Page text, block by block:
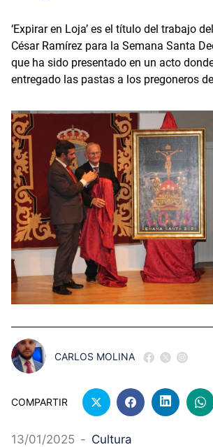
‘Expirar en Loja’ es el título del trabajo
César Ramírez para la Semana Santa
que ha sido presentado en un acto
entregado las pastas a los pregoneros
CARLOS MOLINA
COMPARTIR
13/01/2025 - Cultura